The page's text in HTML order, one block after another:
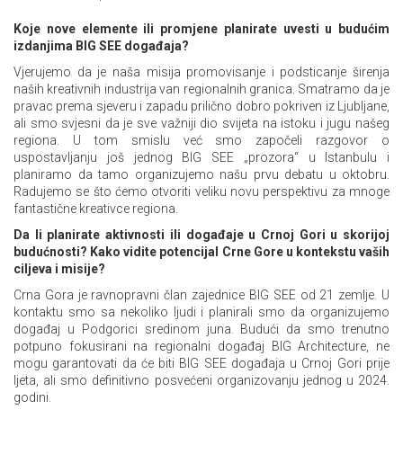
Koje nove elemente ili promjene planirate uvesti u budućim
izdanjima BIG SEE događaja?
Vjerujemo da je naša misija promovisanje i podsticanje širenja
naših kreativnih industrija van regionalnih granica. Smatramo da je
pravac prema sjeveru i zapadu prilično dobro pokriven iz Ljubljane,
ali smo svjesni da je sve važniji dio svijeta na istoku i jugu našeg
regiona. U tom smislu već smo započeli razgovor o
uspostavljanju još jednog BIG SEE „prozora“ u Istanbulu i
planiramo da tamo organizujemo našu prvu debatu u oktobru.
Radujemo se što ćemo otvoriti veliku novu perspektivu za mnoge
fantastične kreativce regiona.
Da li planirate aktivnosti ili događaje u Crnoj Gori u skorijoj
budućnosti? Kako vidite potencijal Crne Gore u kontekstu vaših
ciljeva i misije?
Crna Gora je ravnopravni član zajednice BIG SEE od 21 zemlje. U
kontaktu smo sa nekoliko ljudi i planirali smo da organizujemo
događaj u Podgorici sredinom juna. Budući da smo trenutno
potpuno fokusirani na regionalni događaj BIG Architecture, ne
mogu garantovati da će biti BIG SEE događaja u Crnoj Gori prije
ljeta, ali smo definitivno posvećeni organizovanju jednog u 2024.
godini.